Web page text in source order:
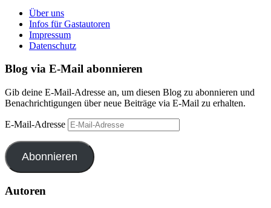
Über uns
Infos für Gastautoren
Impressum
Datenschutz
Blog via E-Mail abonnieren
Gib deine E-Mail-Adresse an, um diesen Blog zu abonnieren und
Benachrichtigungen über neue Beiträge via E-Mail zu erhalten.
E-Mail-Adresse
Abonnieren
Autoren